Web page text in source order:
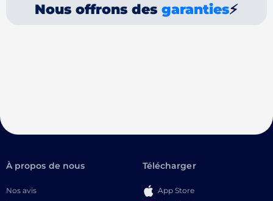
Nous offrons desgaranties⚡
À propos de nous
Nos avis
Télécharger
App Store